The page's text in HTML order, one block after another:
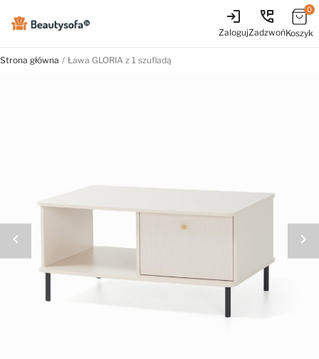
login
Zaloguj
perm_phone_msg
Zadzwoń
0
Koszyk
Strona główna Ława GLORIA z 1 szufladą